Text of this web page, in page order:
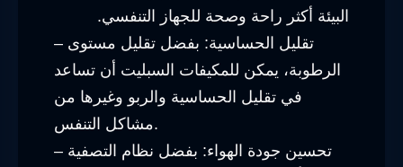
البيئة أكثر راحة وصحة للجهاز التنفسي.
– تقليل الحساسية: بفضل تقليل مستوى
الرطوبة، يمكن للمكيفات السبليت أن تساعد
في تقليل الحساسية والربو وغيرها من
مشاكل التنفس.
– تحسين جودة الهواء: بفضل نظام التصفية